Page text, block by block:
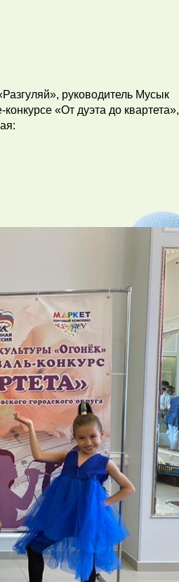
руководитель Мусык
«От дуэта до квартета»,